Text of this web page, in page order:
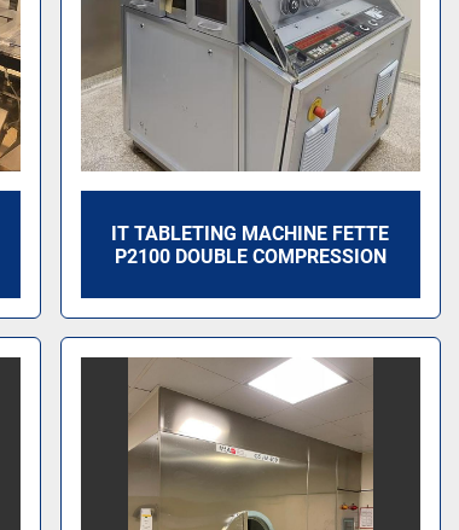
IT TABLETING MACHINE FETTE
P2100 DOUBLE COMPRESSION